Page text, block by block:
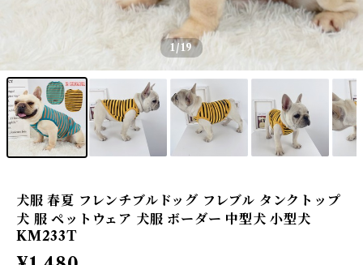
1/19
犬服 春夏 フレンチブルドッグ フレブル タンクトップ
犬 服 ペットウェア 犬服 ボーダー 中型犬 小型犬
KM233T